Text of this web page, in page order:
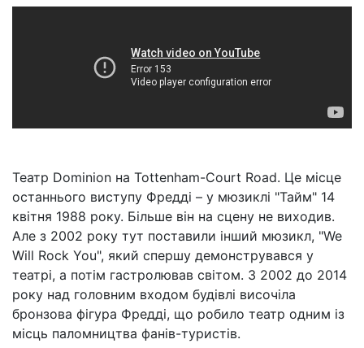
Театр Dominion на Tottenham-Court Road. Це місце
останнього виступу Фредді – у мюзиклі "Тайм" 14
квітня 1988 року. Більше він на сцену не виходив.
Але з 2002 року тут поставили інший мюзикл, "We
Will Rock You", який спершу демонструвався у
театрі, а потім гастролював світом. З 2002 до 2014
року над головним входом будівлі височіла
бронзова фігура Фредді, що робило театр одним із
місць паломництва фанів-туристів.